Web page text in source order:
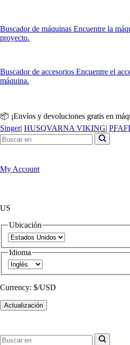
Buscador de máquinas Encuentre la
proyecto.
Buscador de accesorios Encuentre el
máquina.
📦 ¡Envíos y devoluciones gratis en
Singer| HUSQVARNA VIKING|
My Account
US
Ubicación
Idioma
Currency: $/USD
Actualización